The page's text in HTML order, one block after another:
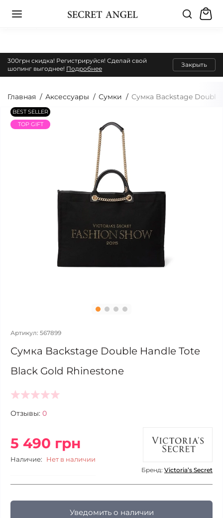
300грн скидка! Регистрируйся! Сделай свой
шопинг выгоднее! Подробнее
Закрыть
Главная Аксессуары Сумки Сумка Backstage Double
BEST SELLER
TOP GIFT
Артикул: 567899
Сумка Backstage Double Handle Tote
Black Gold Rhinestone
Отзывы: 0
5 490 грн
Наличие: Нет в наличии
Бренд: Victoria’s Secret
Уведомить о наличии